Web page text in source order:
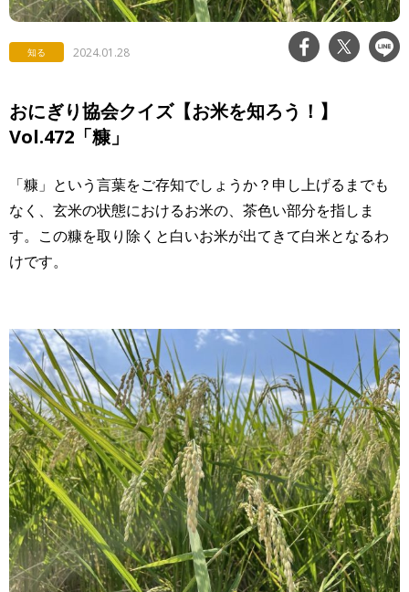
知る 2024.01.28
おにぎり協会クイズ【お米を知ろう！】
Vol.472「糠」
「糠」という言葉をご存知でしょうか？申し上げるまでも
なく、玄米の状態におけるお米の、茶色い部分を指しま
す。この糠を取り除くと白いお米が出てきて白米となるわ
けです。